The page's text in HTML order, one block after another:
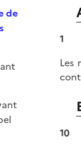
de
1
Les
10